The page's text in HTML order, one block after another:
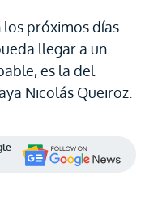
próximos días
llegar a un
es la del
Nicolás Queiroz.